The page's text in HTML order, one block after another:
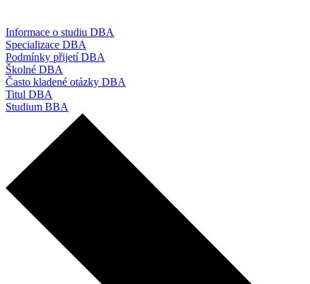
Informace o studiu DBA
Specializace DBA
Podmínky přijetí DBA
Školné DBA
Často kladené otázky DBA
Titul DBA
Studium BBA